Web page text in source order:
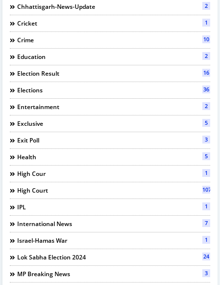
Chhattisgarh-News-Update 2
Cricket 1
Crime 10
Education 2
Election Result 16
Elections 36
Entertainment 2
Exclusive 5
Exit Poll 3
Health 5
High Cour 1
High Court 107
IPL 1
International News 7
Israel-Hamas War 1
Lok Sabha Election 2024 24
MP Breaking News 3